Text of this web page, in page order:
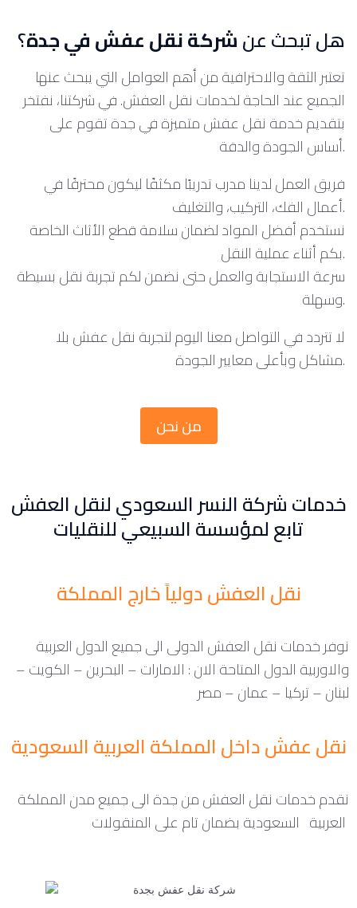
هل تبحث عنشركة نقل عفش في جدة؟
تعتبر الثقة والاحترافية من أهم العوامل التي يبحث عنها
الجميع عند الحاجة لخدمات نقل العفش. في شركتنا، نفتخر
بتقديم خدمة نقل عفش متميزة في جدة تقوم على
أساس الجودة والدقة.
أعمال الفك، التركيب، والتغليف.
نستخدم أفضل المواد لضمان سلامة قطع الأثاث الخاصة
بكم أثناء عملية النقل.
سرعة الاستجابة والعمل حتى نضمن لكم تجربة نقل بسيطة
وسهلة.
لا تتردد في التواصل معنا اليوم لتجربة نقل عفش بلا
مشاكل وبأعلى معايير الجودة.
من نحن
خدمات شركة النسر السعودي لنقل العفش
تابع لمؤسسة السبيعي للنقليات
نقل العفش دولياً خارج المملكة
نوفر خدمات نقل العفش الدولى الى جميع الدول العربية
والاوربية الدول المتاحة الان : الامارات – البحرين – الكويت –
لبنان – تركيا – عمان – مصر
نقل عفش داخل المملكة العربية السعودية
نقدم خدمات نقل العفش من جدة الى جميع مدن المملكة